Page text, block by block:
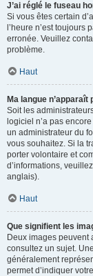
J’ai réglé le fuseau
Si vous êtes certain
l’heure n’est toujours
erronée. Veuillez
problème.
Haut
Ma langue n’apparaît
Soit les
logiciel n’a pas
un administrateur du
vous souhaitez. Si la
porter volontaire et
d’informations,
anglais).
Haut
Que signifient les
Deux images peuvent
consultez un sujet.
généralement
permet d’indiquer